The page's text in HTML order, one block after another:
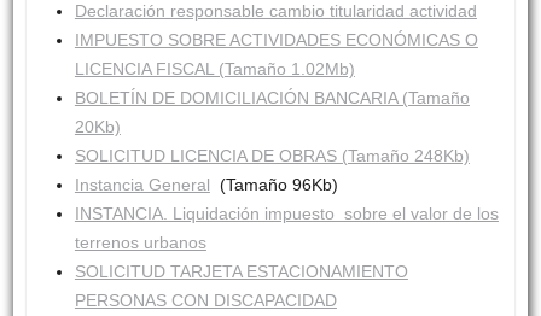
Declaración responsable cambio titularidad actividad
IMPUESTO SOBRE ACTIVIDADES ECONÓMICAS O
LICENCIA FISCAL (Tamaño 1.02Mb)
BOLETÍN DE DOMICILIACIÓN BANCARIA (Tamaño
20Kb)
SOLICITUD LICENCIA DE OBRAS (Tamaño 248Kb)
Instancia General (Tamaño 96Kb)
INSTANCIA. Liquidación impuesto sobre el valor de los
terrenos urbanos
SOLICITUD TARJETA ESTACIONAMIENTO
PERSONAS CON DISCAPACIDAD